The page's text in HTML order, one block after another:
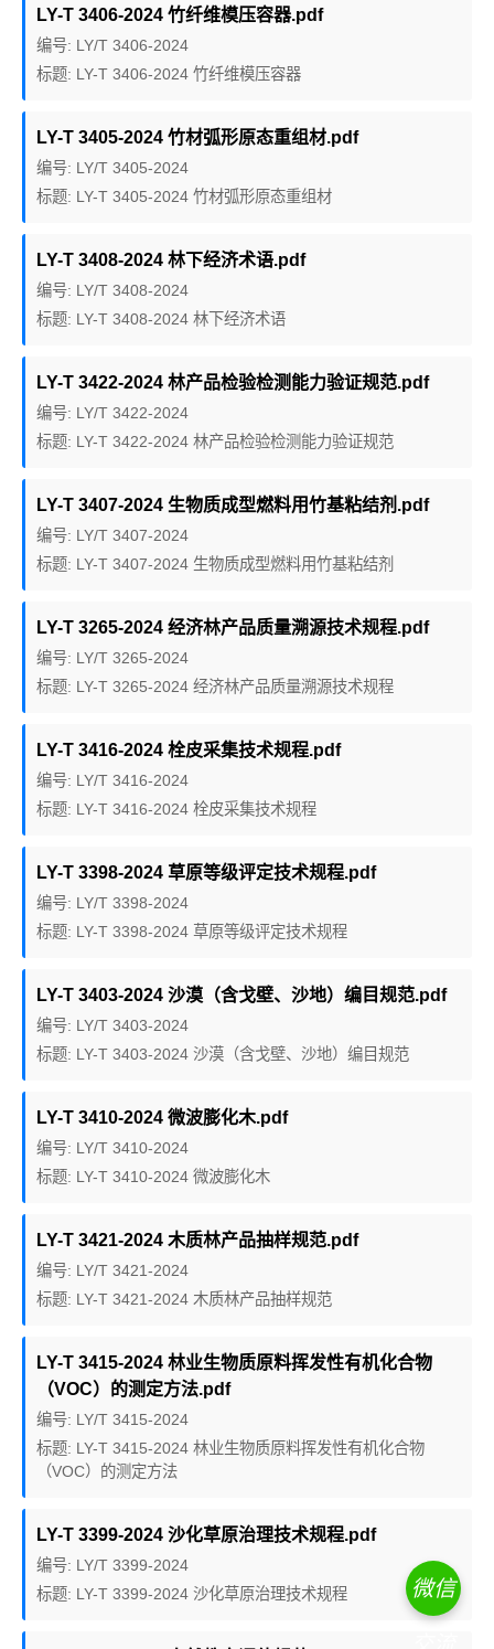
LY-T 3406-2024 竹纤维模压容器.pdf
编号: LY/T 3406-2024
标题: LY-T 3406-2024 竹纤维模压容器
LY-T 3405-2024 竹材弧形原态重组材.pdf
编号: LY/T 3405-2024
标题: LY-T 3405-2024 竹材弧形原态重组材
LY-T 3408-2024 林下经济术语.pdf
编号: LY/T 3408-2024
标题: LY-T 3408-2024 林下经济术语
LY-T 3422-2024 林产品检验检测能力验证规范.pdf
编号: LY/T 3422-2024
标题: LY-T 3422-2024 林产品检验检测能力验证规范
LY-T 3407-2024 生物质成型燃料用竹基粘结剂.pdf
编号: LY/T 3407-2024
标题: LY-T 3407-2024 生物质成型燃料用竹基粘结剂
LY-T 3265-2024 经济林产品质量溯源技术规程.pdf
编号: LY/T 3265-2024
标题: LY-T 3265-2024 经济林产品质量溯源技术规程
LY-T 3416-2024 栓皮采集技术规程.pdf
编号: LY/T 3416-2024
标题: LY-T 3416-2024 栓皮采集技术规程
LY-T 3398-2024 草原等级评定技术规程.pdf
编号: LY/T 3398-2024
标题: LY-T 3398-2024 草原等级评定技术规程
LY-T 3403-2024 沙漠（含戈壁、沙地）编目规范.pdf
编号: LY/T 3403-2024
标题: LY-T 3403-2024 沙漠（含戈壁、沙地）编目规范
LY-T 3410-2024 微波膨化木.pdf
编号: LY/T 3410-2024
标题: LY-T 3410-2024 微波膨化木
LY-T 3421-2024 木质林产品抽样规范.pdf
编号: LY/T 3421-2024
标题: LY-T 3421-2024 木质林产品抽样规范
LY-T 3415-2024 林业生物质原料挥发性有机化合物
（VOC）的测定方法.pdf
编号: LY/T 3415-2024
标题: LY-T 3415-2024 林业生物质原料挥发性有机化合物
（VOC）的测定方法
LY-T 3399-2024 沙化草原治理技术规程.pdf
编号: LY/T 3399-2024
标题: LY-T 3399-2024 沙化草原治理技术规程
微信